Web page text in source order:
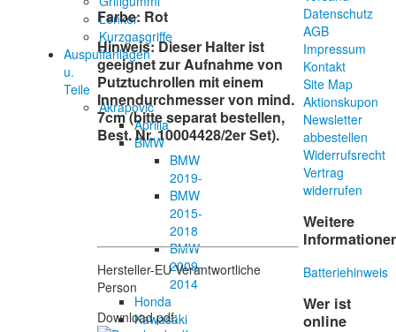
Lenker
Kurzgasgriffe
Auspuffanlagen
u.
Teile
Akrapovic
Aprilia
BMW
BMW
2019-
BMW
2015-
2018
BMW
2009-
2014
Honda
Kawasaki
Farbe: Rot
Hinweis: Dieser Halter ist
geeignet zur Aufnahme von
Putztuchrollen mit einem
Innendurchmesser von mind.
7cm (bitte separat bestellen,
Best. Nr. 10004428/2er Set).
Hersteller-EU Verantwortliche
Person
Download pdf:
Datenschutz
AGB
Impressum
Kontakt
Site Map
Aktionskupon
Newsletter
abbestellen
Widerrufsrecht
Vertrag
widerrufen
Weitere
Batteriehinweis
Wer ist
online